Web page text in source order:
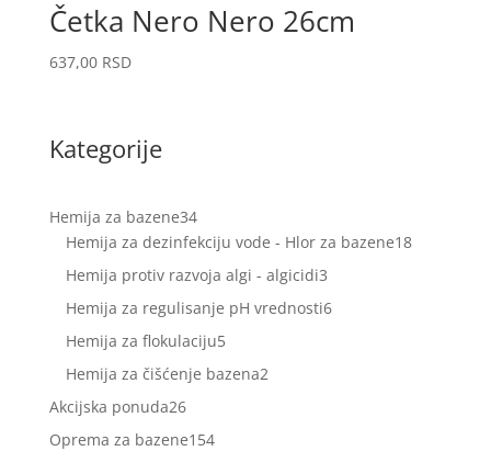
Četka Nero Nero 26cm
637,00RSD
Kategorije
Hemija za bazene3434
proizvoda
Hemija za dezinfekciju vode - Hlor za bazene1818
Hemija protiv razvoja algi - algicidi33
proizvoda
Hemija za regulisanje pH vrednosti66
Hemija za flokulaciju55
proizvoda
Hemija za čišćenje bazena22
Akcijska ponuda2626
proizvoda
Oprema za bazene154154